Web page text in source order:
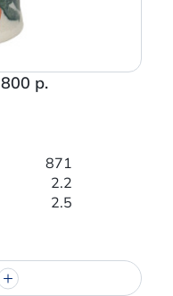
800 р.
871
2.2
2.5